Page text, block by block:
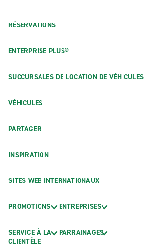
RÉSERVATIONS
ENTERPRISE PLUS®
SUCCURSALES DE LOCATION DE VÉHICULES
VÉHICULES
PARTAGER
INSPIRATION
SITES WEB INTERNATIONAUX
PROMOTIONS
SERVICE À LA
CLIENTÈLE
ENTREPRISES
PARRAINAGES